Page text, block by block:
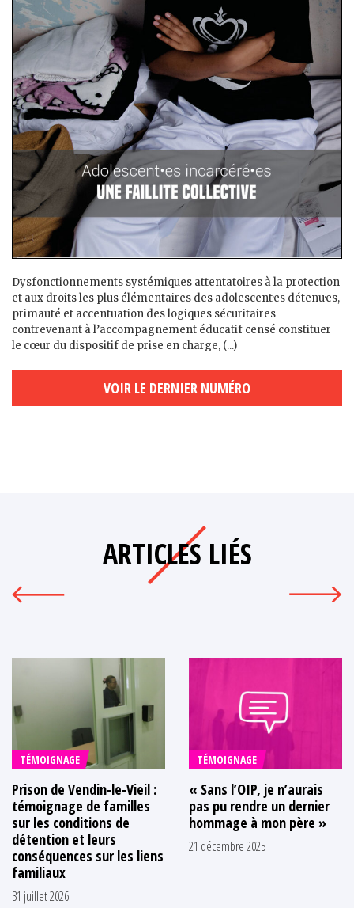
Dysfonctionnements systémiques attentatoires à la protection
et aux droits les plus élémentaires des adolescent·es détenu·es,
primauté et accentuation des logiques sécuritaires
contrevenant à l’accompagnement éducatif censé constituer
le cœur du dispositif de prise en charge, (...)
VOIR LE DERNIER NUMÉRO
ARTICLES LIÉS
TÉMOIGNAGE
Prison de Vendin-le-Vieil :
témoignage de familles
sur les conditions de
détention et leurs
conséquences sur les liens
familiaux
31 juillet 2026
TÉMOIGNAGE
« Sans l’OIP, je n’aurais
pas pu rendre un dernier
hommage à mon père »
21 décembre 2025